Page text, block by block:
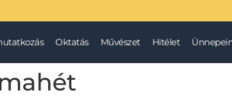
Oktatás Művészet Hitélet